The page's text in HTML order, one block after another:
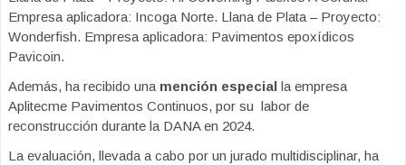
Empresa aplicadora: Incoga Norte. Llana de Plata – Proyecto:
Wonderfish. Empresa aplicadora: Pavimentos epoxídicos
Pavicoin.
Además, ha recibido una mención especial la empresa
Aplitecme Pavimentos Continuos, por su labor de
reconstrucción durante la DANA en 2024.
La evaluación, llevada a cabo por un jurado multidisciplinar, ha